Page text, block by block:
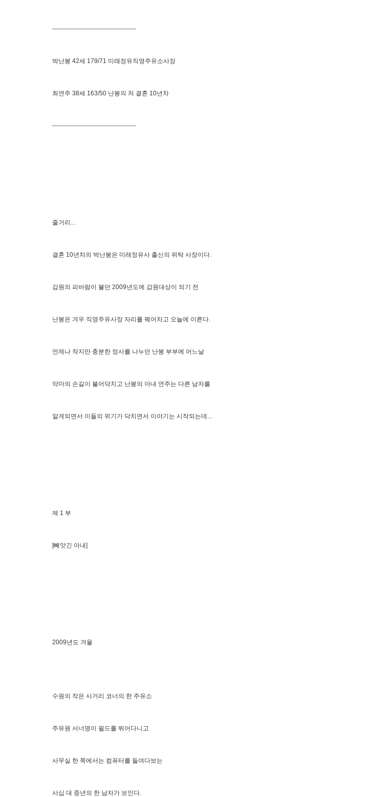
-----------------------------------------
박난봉 42세 179/71 미래정유직영주유소사장
최연주 38세 163/50 난봉의 처 결혼 10년차
-----------------------------------------
줄거리...
결혼 10년차의 박난봉은 미래정유사 출신의 위탁 사장이다.
감원의 피바람이 불던 2009년도에 감원대상이 되기 전
난봉은 겨우 직영주유사장 자리를 꿰어차고 오늘에 이른다.
언제나 작지만 충분한 정사를 나누던 난봉 부부에 어느날
악마의 손길이 불어닥치고 난봉의 아내 연주는 다른 남자를
알게되면서 이들의 위기가 닥치면서 이야기는 시작되는데...
제 1 부
[빼앗긴 아내]
2009년도 겨울
수원의 작은 사거리 코너의 한 주유소
주유원 서너명이 필드를 뛰어다니고
사무실 한 쪽에서는 컴퓨터를 들여다보는
사십 대 중년의 한 남자가 보인다.